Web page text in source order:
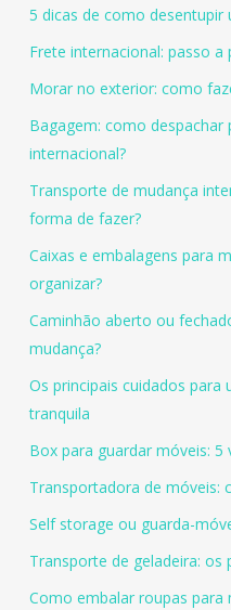
5 dicas de como
Frete internacional: passo a
Morar no exterior: como
Bagagem: como despachar
internacional?
Transporte de mudança
forma de fazer?
Caixas e embalagens para
organizar?
Caminhão aberto ou
mudança?
Os principais cuidados para
tranquila
Box para guardar móveis:
Transportadora de móveis:
Self storage ou guarda-
Transporte de geladeira: os
Como embalar roupas para